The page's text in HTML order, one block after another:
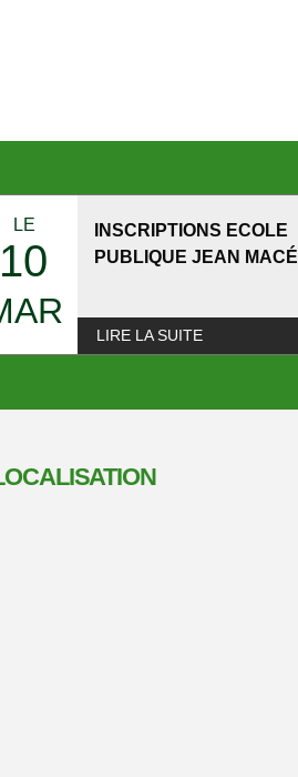
LE
10
INSCRIPTIONS ECOLE
PUBLIQUE JEAN MACÉ
LIRE LA SUITE